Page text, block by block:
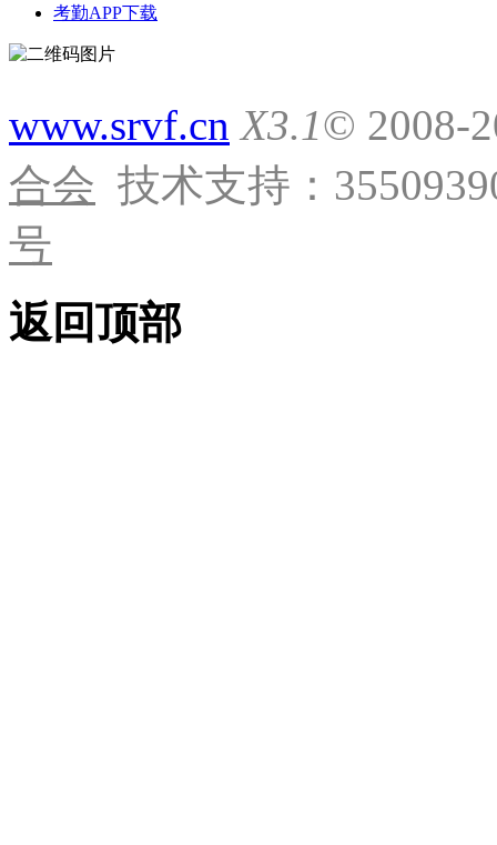
考勤APP下载
www.srvf.cn X3.1© 2008-
合会 技术支持：
号
返回顶部